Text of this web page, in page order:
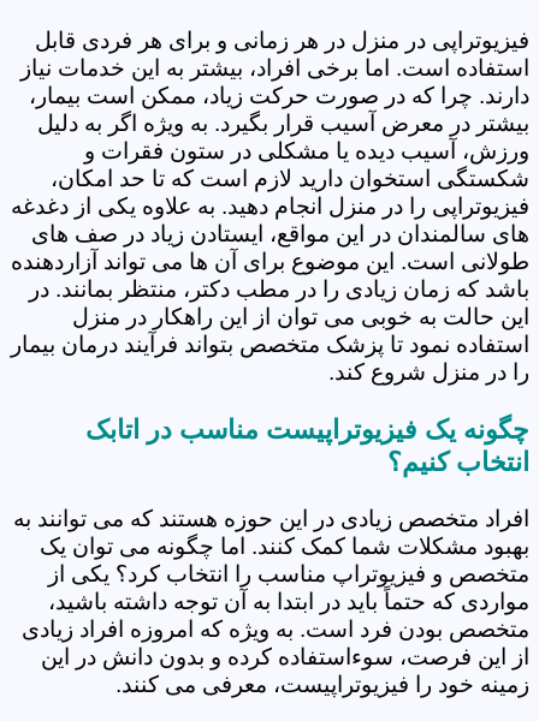
فیزیوتراپی در منزل در هر زمانی و برای هر فردی قابل
استفاده است. اما برخی افراد، بیشتر به این خدمات نیاز
دارند. چرا که در صورت حرکت زیاد، ممکن است بیمار،
بیشتر در معرض آسیب قرار بگیرد. به ویژه اگر به دلیل
ورزش، آسیب دیده یا مشکلی در ستون فقرات و
شکستگی استخوان دارید لازم است که تا حد امکان،
فیزیوتراپی را در منزل انجام دهید. به علاوه یکی از دغدغه
های سالمندان در این مواقع، ایستادن زیاد در صف های
طولانی است. این موضوع برای آن ها می تواند آزاردهنده
باشد که زمان زیادی را در مطب دکتر، منتظر بمانند. در
این حالت به خوبی می توان از این راهکار در منزل
استفاده نمود تا پزشک متخصص بتواند فرآیند درمان بیمار
را در منزل شروع کند.
چگونه یک فیزیوتراپیست مناسب در اتابک
انتخاب کنیم؟
افراد متخصص زیادی در این حوزه هستند که می توانند به
بهبود مشکلات شما کمک کنند. اما چگونه می توان یک
متخصص و فیزیوتراپ مناسب را انتخاب کرد؟ یکی از
مواردی که حتماً باید در ابتدا به آن توجه داشته باشید،
متخصص بودن فرد است. به ویژه که امروزه افراد زیادی
از این فرصت، سوءاستفاده کرده و بدون دانش در این
زمینه خود را فیزیوتراپیست، معرفی می کنند.